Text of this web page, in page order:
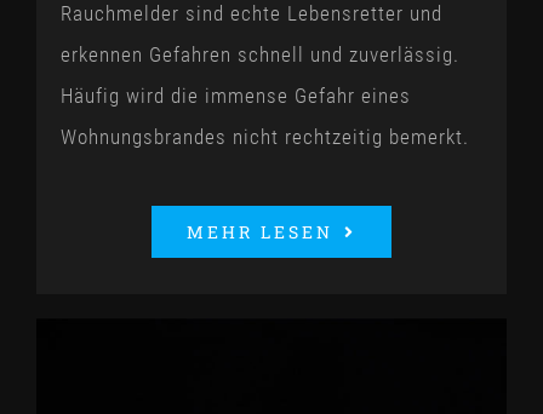
Rauchmelder sind echte Lebensretter und
erkennen Gefahren schnell und zuverlässig.
Häufig wird die immense Gefahr eines
Wohnungsbrandes nicht rechtzeitig bemerkt.
MEHR LESEN